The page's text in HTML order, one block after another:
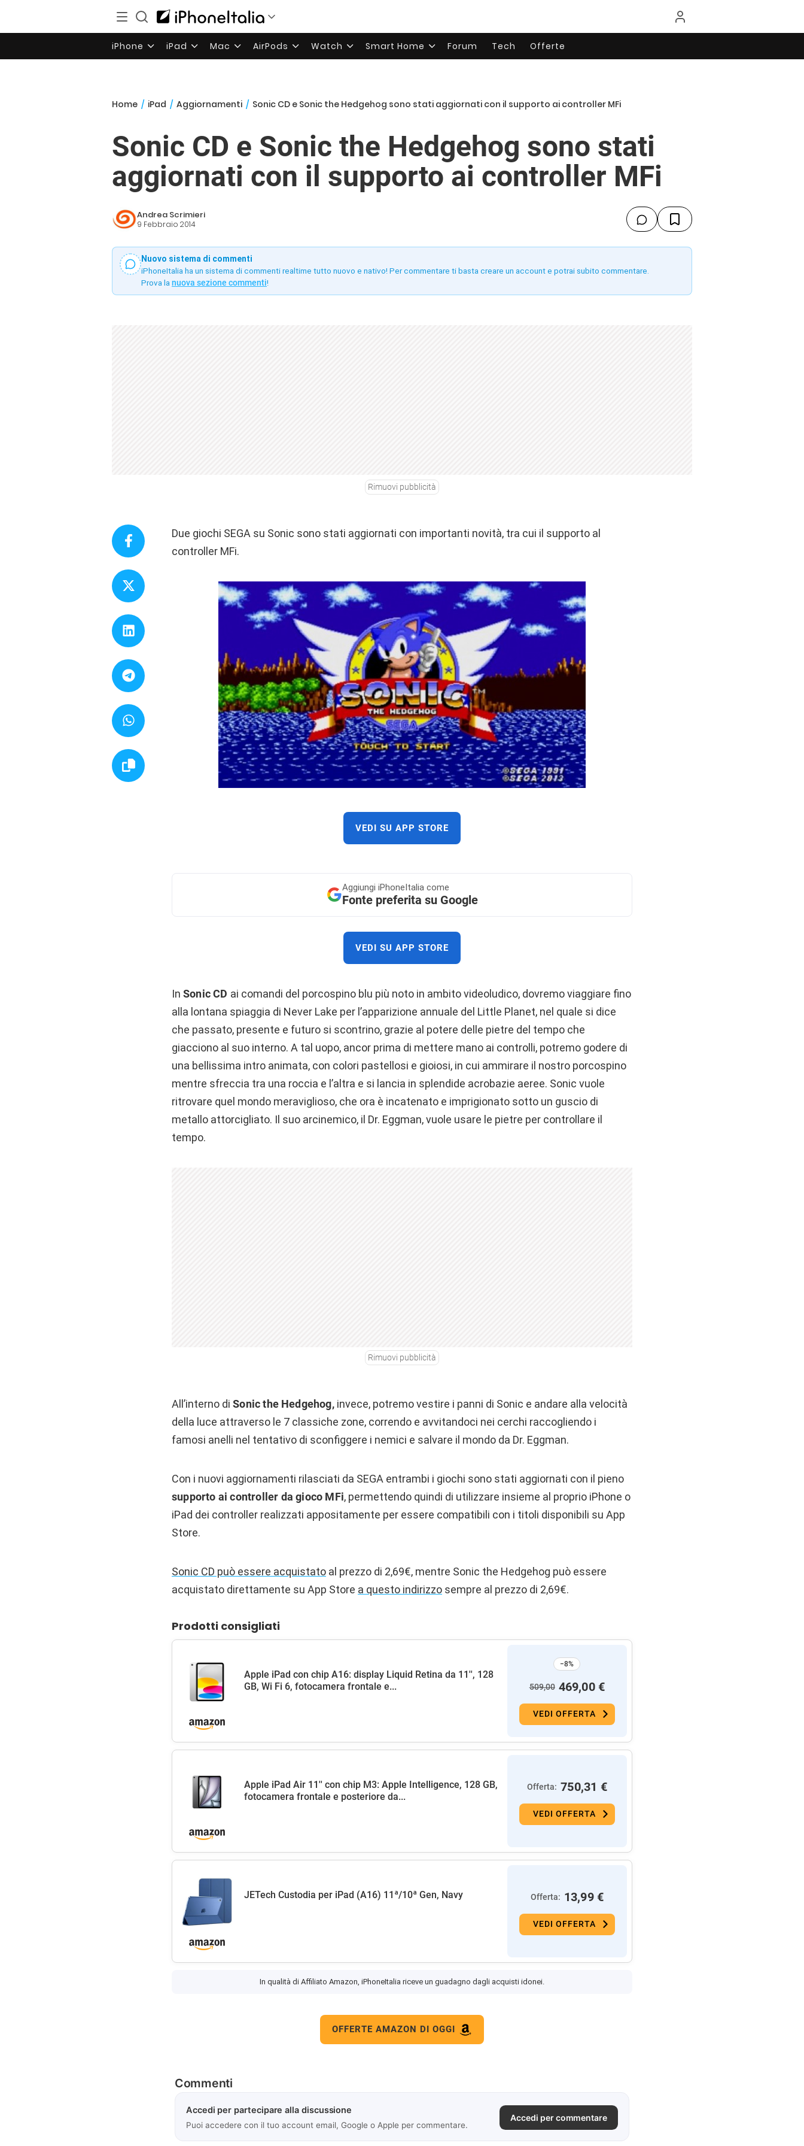
iPhone iPad Mac AirPods Watch Smart Home Forum Tech Offerte
Home / iPad / Aggiornamenti / Sonic CD e Sonic the Hedgehog sono stati aggiornati con il supporto ai controller MFi
Sonic CD e Sonic the Hedgehog sono stati
aggiornati con il supporto ai controller MFi
Andrea Scrimieri
9 Febbraio 2014
Nuovo sistema di commenti
iPhoneItalia ha un sistema di commenti realtime tutto nuovo e nativo! Per commentare ti basta creare un account e potrai subito commentare.
Prova la nuova sezione commenti!
Rimuovi pubblicità
Due giochi SEGA su Sonic sono stati aggiornati con importanti novità, tra cui il supporto al
controller MFi.
VEDI SU APP STORE
Aggiungi iPhoneItalia come
Fonte preferita su Google
VEDI SU APP STORE
In Sonic CD ai comandi del porcospino blu più noto in ambito videoludico, dovremo viaggiare fino
alla lontana spiaggia di Never Lake per l’apparizione annuale del Little Planet, nel quale si dice
che passato, presente e futuro si scontrino, grazie al potere delle pietre del tempo che
giacciono al suo interno. A tal uopo, ancor prima di mettere mano ai controlli, potremo godere di
una bellissima intro animata, con colori pastellosi e gioiosi, in cui ammirare il nostro porcospino
mentre sfreccia tra una roccia e l’altra e si lancia in splendide acrobazie aeree. Sonic vuole
ritrovare quel mondo meraviglioso, che ora è incatenato e imprigionato sotto un guscio di
metallo attorcigliato. Il suo arcinemico, il Dr. Eggman, vuole usare le pietre per controllare il
tempo.
Rimuovi pubblicità
All’interno di Sonic the Hedgehog,invece, potremo vestire i panni di Sonic e andare alla velocità
della luce attraverso le 7 classiche zone, correndo e avvitandoci nei cerchi raccogliendo i
famosi anelli nel tentativo di sconfiggere i nemici e salvare il mondo da Dr. Eggman.
Con i nuovi aggiornamenti rilasciati da SEGA entrambi i giochi sono stati aggiornati con il pieno
supporto ai controller da gioco MFi, permettendo quindi di utilizzare insieme al proprio iPhone o
iPad dei controller realizzati appositamente per essere compatibili con i titoli disponibili su App
Store.
Sonic CD può essere acquistato al prezzo di 2,69€, mentre Sonic the Hedgehog può essere
acquistato direttamente su App Store a questo indirizzo sempre al prezzo di 2,69€.
Prodotti consigliati
Apple iPad con chip A16: display Liquid Retina da 11'', 128
GB, Wi Fi 6, fotocamera frontale e...
−8%
509,00 469,00 €
VEDI OFFERTA
Apple iPad Air 11'' con chip M3: Apple Intelligence, 128 GB,
fotocamera frontale e posteriore da...
Offerta: 750,31 €
VEDI OFFERTA
JETech Custodia per iPad (A16) 11ª/10ª Gen, Navy Offerta: 13,99 €
VEDI OFFERTA
In qualità di Affiliato Amazon, iPhoneItalia riceve un guadagno dagli acquisti idonei.
OFFERTE AMAZON DI OGGI
Commenti
Accedi per partecipare alla discussione
Puoi accedere con il tuo account email, Google o Apple per commentare.
Accedi per commentare